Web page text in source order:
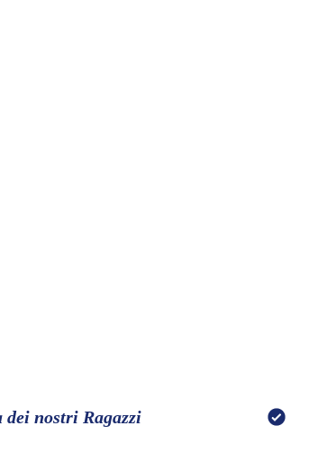
nostri Ragazzi